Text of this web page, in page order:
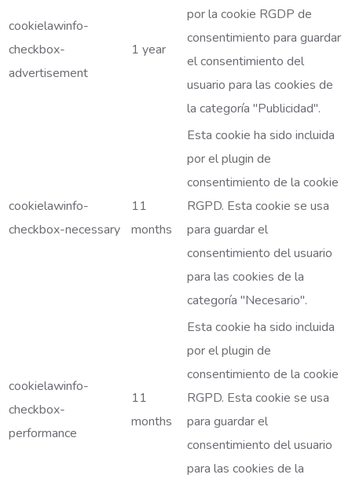
cookielawinfo-
checkbox-
advertisement
1 year
por la cookie RGDP de
consentimiento para guardar
el consentimiento del
usuario para las cookies de
la categoría "Publicidad".
cookielawinfo-
checkbox-necessary
11
months
Esta cookie ha sido incluida
por el plugin de
consentimiento de la cookie
RGPD. Esta cookie se usa
para guardar el
consentimiento del usuario
para las cookies de la
categoría "Necesario".
cookielawinfo-
checkbox-
performance
11
months
Esta cookie ha sido incluida
por el plugin de
consentimiento de la cookie
RGPD. Esta cookie se usa
para guardar el
consentimiento del usuario
para las cookies de la